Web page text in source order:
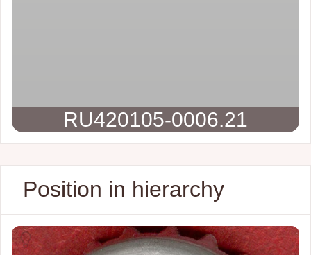
RU420105-0006.21
Position in hierarchy